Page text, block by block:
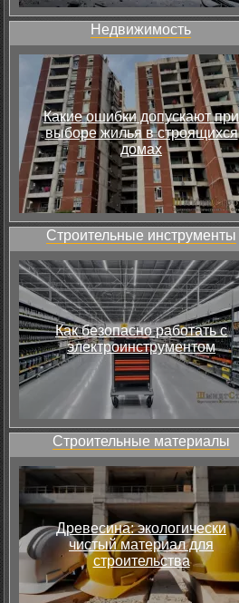
Недвижимость
Какие ошибки допускают при
выборе жилья в строящихся
домах
Строительные инструменты
Как безопасно работать с
электроинструментом
Строительные материалы
Древесина: экологически
чистый материал для
строительства